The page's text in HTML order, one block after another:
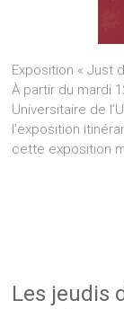
Exposition « Just
À partir du mardi
Universitaire de
l’exposition
cette exposition
Les jeudis